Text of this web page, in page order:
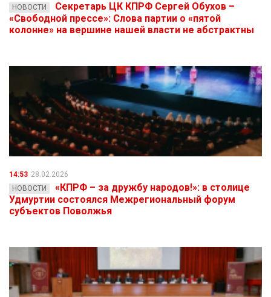
НОВОСТИ
Секретарь ЦК КПРФ Сергей Обухов –
«Свободной прессе»: Слова партии о «пятой
колонне» на вершине нашей власти не абстрактны
14:53 28.02.2026
НОВОСТИ
«КПРФ – за дружбу народов!»: в столице
Удмуртии состоялся Межрегиональный форум
субъектов Поволжья